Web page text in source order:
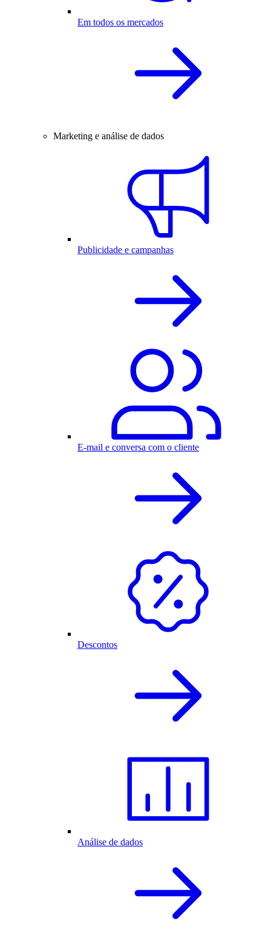
Em todos os mercados
Marketing e análise de dados
Publicidade e campanhas
E-mail e conversa com o cliente
Descontos
Análise de dados